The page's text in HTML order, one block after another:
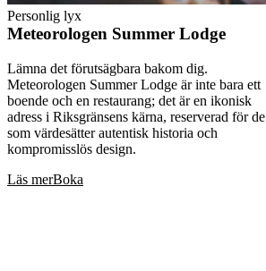
Personlig lyx
Meteorologen Summer Lodge
Lämna det förutsägbara bakom dig.
Meteorologen Summer Lodge är inte bara ett
boende och en restaurang; det är en ikonisk
adress i Riksgränsens kärna, reserverad för de
som värdesätter autentisk historia och
kompromisslös design.
Läs merBoka